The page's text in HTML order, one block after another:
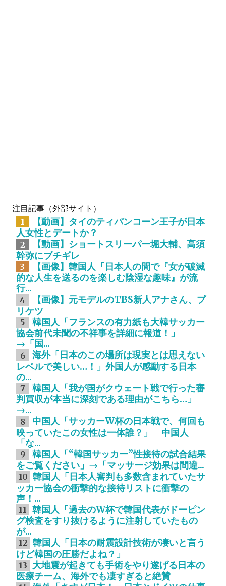
注目記事（外部サイト）
1
【動画】タイのティパンコーン王子が日本
人女性とデートか？
2
【動画】ショートスリーパー堀大輔、高須
幹弥にブチギレ
3
【画像】韓国人「日本人の間で『女が破滅
的な人生を送るのを楽しむ陰湿な趣味』が流
行...
4
【画像】元モデルのTBS新人アナさん、プ
リケツ
5
韓国人「フランスの有力紙も大韓サッカー
協会前代未聞の不祥事を詳細に報道！」
→「国...
6
海外「日本のこの場所は現実とは思えない
レベルで美しい…！」外国人が感動する日本
の...
7
韓国人「我が国がクウェート戦で行った審
判買収が本当に深刻である理由がこちら…」
→...
8
中国人「サッカーW杯の日本戦で、何回も
映っていたこの女性は一体誰？」 中国人
「な...
9
韓国人「“韓国サッカー”性接待の試合結果
をご覧ください」→「マッサージ効果は間違...
10 韓国人「日本人審判も多数含まれていたサ
ッカー協会の衝撃的な接待リストに衝撃の
声！...
11
韓国人「過去のW杯で韓国代表がドーピン
グ検査をすり抜けるように注射していたもの
が...
12 韓国人「日本の耐震設計技術が凄いと言う
けど韓国の圧勝だよね？」
13 大地震が起きても手術をやり遂げる日本の
医療チーム、海外でも凄すぎると絶賛